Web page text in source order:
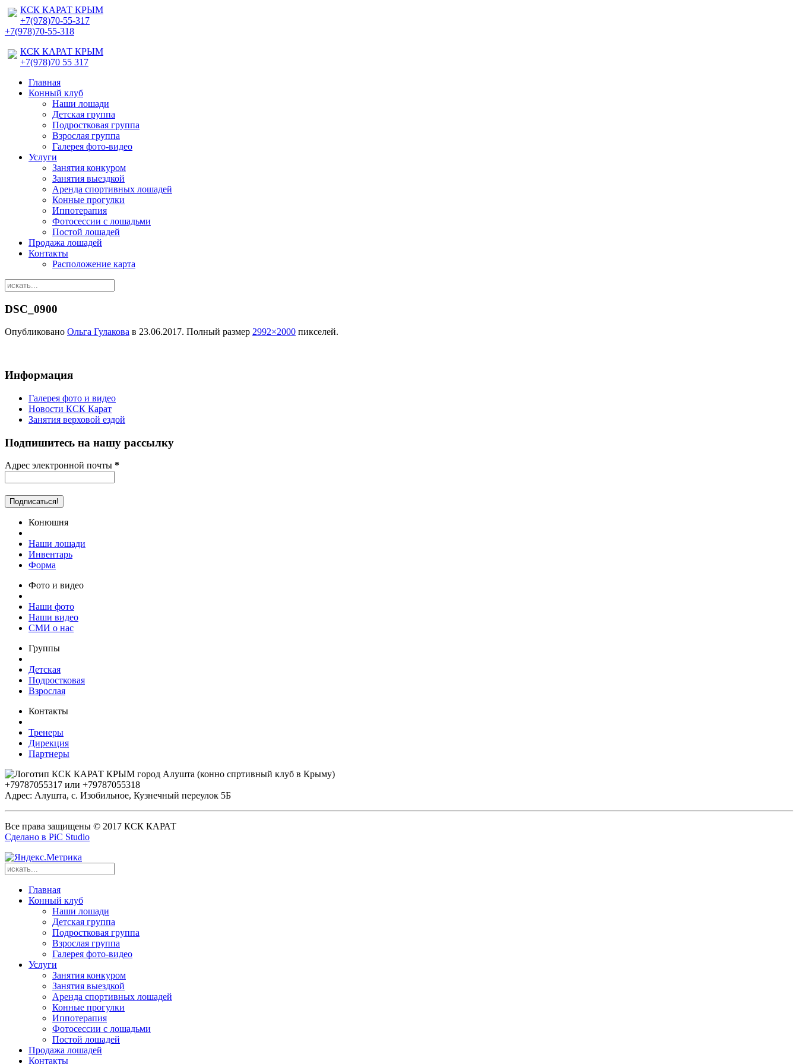
КСК КАРАТ КРЫМ
+7(978)70-55-317
+7(978)70-55-318
КСК КАРАТ КРЫМ
+7(978)70 55 317
Главная
Конный клуб
Наши лошади
Детская группа
Подростковая группа
Взрослая группа
Галерея фото-видео
Услуги
Занятия конкуром
Занятия выездкой
Аренда спортивных лошадей
Конные прогулки
Иппотерапия
Фотосессии с лошадьми
Постой лошадей
Продажа лошадей
Контакты
Расположение карта
DSC_0900
Опубликовано Ольга Гулакова в 23.06.2017. Полный размер 2992×2000 пикселей.
Информация
Галерея фото и видео
Новости КСК Карат
Занятия верховой ездой
Подпишитесь на нашу рассылку
Адрес электронной почты *
Конюшня
Наши лошади
Инвентарь
Форма
Фото и видео
Наши фото
Наши видео
СМИ о нас
Группы
Детская
Подростковая
Взрослая
Контакты
Тренеры
Дирекция
Партнеры
+79787055317 или +79787055318
Адрес: Алушта, с. Изобильное, Кузнечный переулок 5Б
Все права защищены © 2017 КСК КАРАТ
Сделано в PiC Studio
Главная
Конный клуб
Наши лошади
Детская группа
Подростковая группа
Взрослая группа
Галерея фото-видео
Услуги
Занятия конкуром
Занятия выездкой
Аренда спортивных лошадей
Конные прогулки
Иппотерапия
Фотосессии с лошадьми
Постой лошадей
Продажа лошадей
Контакты